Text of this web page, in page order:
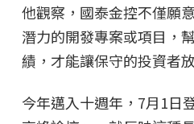
他觀察，國泰金控不僅願
潛力的開發專案或項目，
績，才能讓保守的投資者
今年邁入十週年，7月1日